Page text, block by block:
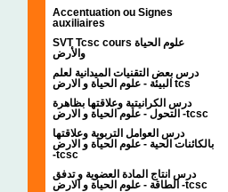
Accentuation ou Signes
auxiliaires
SVT Tcsc cours علوم الحياة
والأرض
درس بعض التقنيات الميدانية لعلم
البيئة - علوم الحياة و الارض tcs
درس الكرانيتية وعلاقتها بظاهرة
التحول - علوم الحياة و الارض -tcsc
درس العوامل التربوية وعلاقتها
بالكائنات الحية - علوم الحياة و الارض
-tcsc
درس انتاج المادة العضوية و تدفق
الطاقة - علوم الحياة و الارض -tcsc